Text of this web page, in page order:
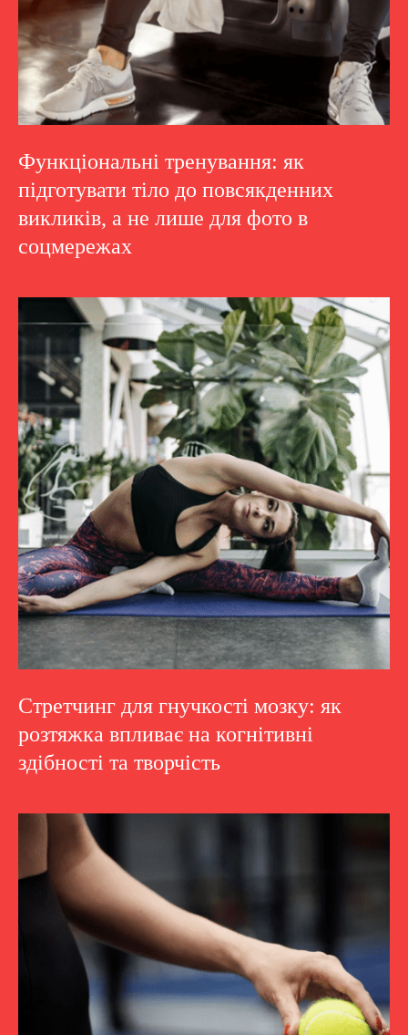
Функціональні тренування: як
підготувати тіло до повсякденних
викликів, а не лише для фото в
соцмережах
Стретчинг для гнучкості мозку: як
розтяжка впливає на когнітивні
здібності та творчість